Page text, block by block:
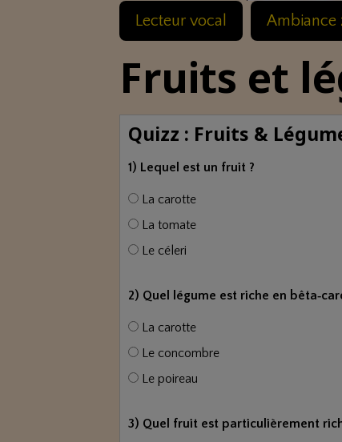
Lecteur vocal Ambiance
Fruits et
Quizz : Fruits &
1) Lequel est un fruit ?
La carotte
La tomate
Le céleri
2) Quel légume est riche en
La carotte
Le concombre
Le poireau
3) Quel fruit est particulièrement